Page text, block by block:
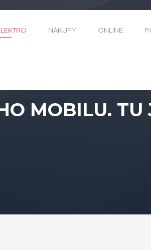
NÁKUPY ONLINE
MOBILU. TU